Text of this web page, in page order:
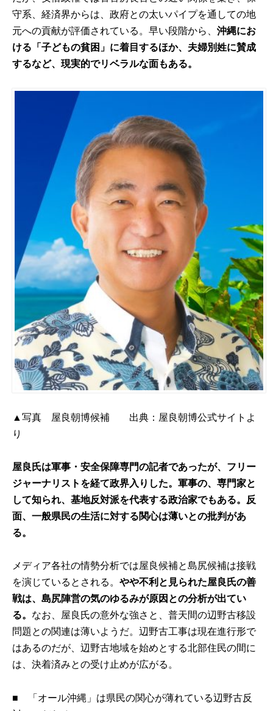
守系、経済界からは、政府との太いパイプを通しての地
元への貢献が評価されている。早い段階から、沖縄にお
ける「子どもの貧困」に着目するほか、夫婦別姓に賛成
するなど、現実的でリベラルな面もある。
▲写真 屋良朝博候補 出典： 屋良朝博公式サイト よ
り
屋良氏は軍事・安全保障専門の記者であったが、フリー
ジャーナリストを経て政界入りした。軍事の、専門家と
して知られ、基地反対派を代表する政治家でもある。反
面、一般県民の生活に対する関心は薄いとの批判があ
る。
メディア各社の情勢分析では屋良候補と島尻候補は接戦
を演じているとされる。やや不利と見られた屋良氏の善
戦は、島尻陣営の気のゆるみが原因との分析が出てい
る。 なお、屋良氏の意外な強さと、普天間の辺野古移設
問題との関連は薄いようだ。辺野古工事は現在進行形で
はあるのだが、辺野古地域を始めとする北部住民の間に
は、決着済みとの受け止めが広がる。
■ 「オール沖縄」は県民の関心が薄れている辺野古反